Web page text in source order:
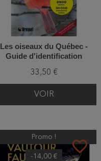
Les oiseaux du Québec -
Guide d'identification
33,50 €
VOIR
favorite_border
Promo !
-14,00 €